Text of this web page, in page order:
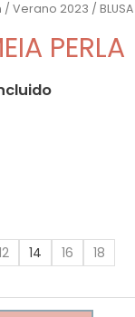
/ Verano 2023 / BLUSA
PERLA
14 16 18